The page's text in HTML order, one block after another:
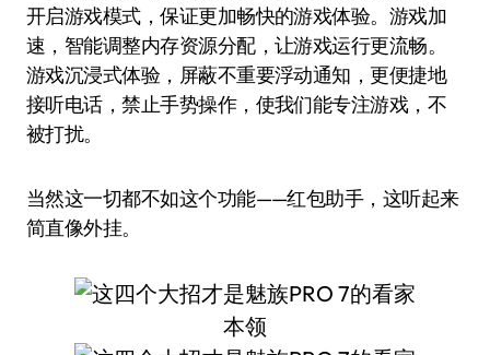
开启游戏模式，保证更加畅快的游戏体验。游戏加
速，智能调整内存资源分配，让游戏运行更流畅。
游戏沉浸式体验，屏蔽不重要浮动通知，更便捷地
接听电话，禁止手势操作，使我们能专注游戏，不
被打扰。
当然这一切都不如这个功能——红包助手，这听起来
简直像外挂。